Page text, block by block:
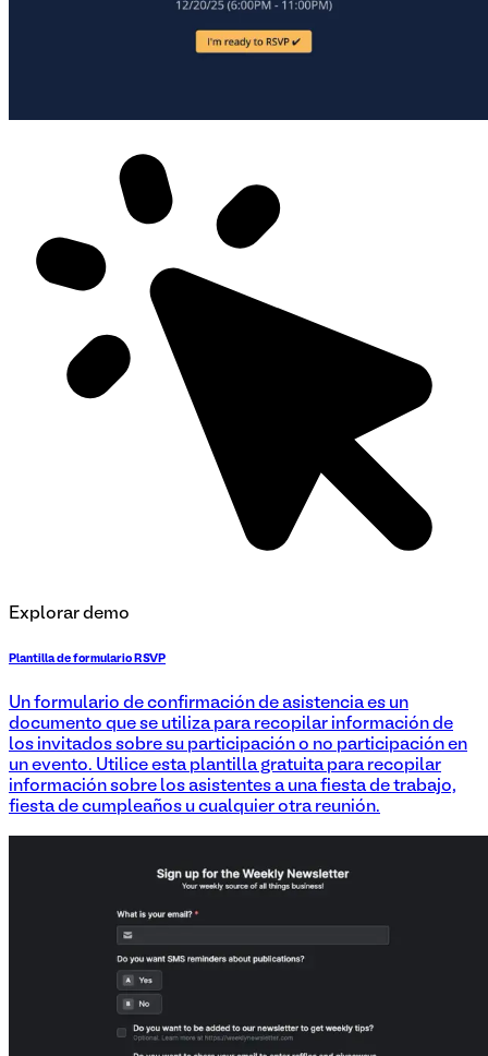
Explorar demo
Plantilla de formulario RSVP
Un formulario de confirmación de asistencia es un
documento que se utiliza para recopilar información de
los invitados sobre su participación o no participación en
un evento. Utilice esta plantilla gratuita para recopilar
información sobre los asistentes a una fiesta de trabajo,
fiesta de cumpleaños u cualquier otra reunión.